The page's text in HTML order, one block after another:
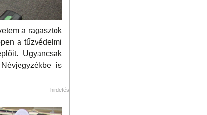
a ragasztók
a tűzvédelmi
Ugyancsak
is
hirdetés